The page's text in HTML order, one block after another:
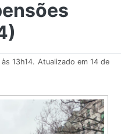
13h14. Atualizado em 14 de